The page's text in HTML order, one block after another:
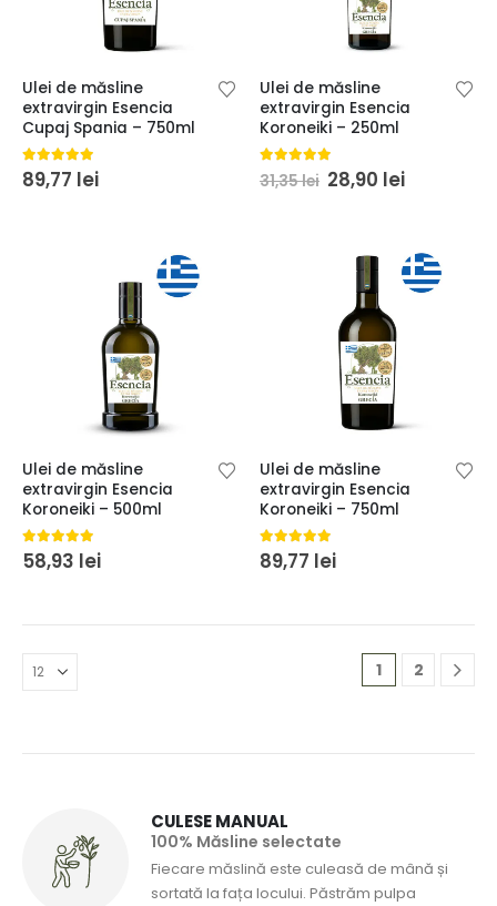
Ulei de măsline
extravirgin Esencia
Cupaj Spania – 750ml
5.00din 5
89,77 lei
Ulei de măsline
extravirgin Esencia
Koroneiki – 250ml
5.00din 5
31,35lei Prețul
inițial
31,35 lei.
28,90 leiPrețul
Ulei de măsline
extravirgin Esencia
Koroneiki – 500ml
5.00din 5
58,93 lei
Ulei de măsline
extravirgin Esencia
Koroneiki – 750ml
5.00din 5
89,77 lei
1 2
CULESE MANUAL
100% Măsline selectate
Fiecare măslină este culeasă de mână și
sortată la fața locului. Păstrăm pulpa